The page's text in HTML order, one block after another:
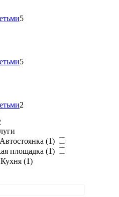
5
5
2
Автостоянка (1)
площадка (1)
Кухня (1)